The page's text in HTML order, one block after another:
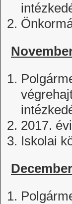
2017.
Iskolai
December